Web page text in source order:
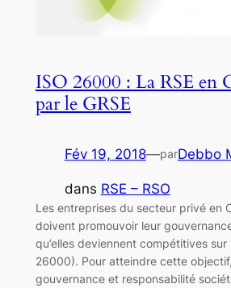
ISO 26000 : La RSE en
par le GRSE
Fév 19, 2018—parDebbo
dans RSE – RSO
Les entreprises du secteur privé en
doivent promouvoir leur
qu’elles deviennent compétitives sur
26000). Pour atteindre cette
gouvernance et responsabilité